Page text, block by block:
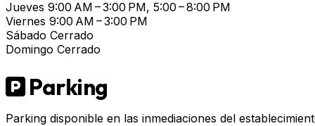
Jueves 9:00 AM – 3:00 PM, 5:00 – 8:00 PM
Viernes 9:00 AM – 3:00 PM
Sábado Cerrado
Domingo Cerrado
Parking
Parking disponible en las inmediaciones del